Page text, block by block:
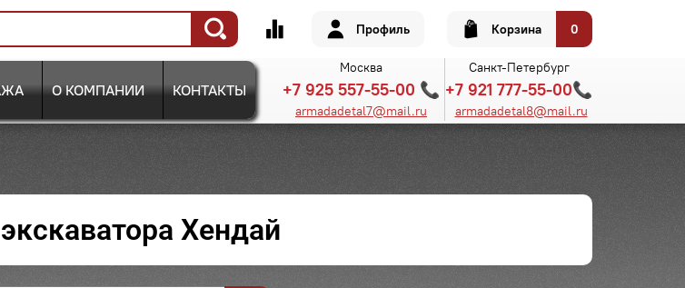
Профиль Корзина 0
О КОМПАНИИ КОНТАКТЫ
Москва Санкт-Петербург
+7 925 557-55-00 📞 +7 921 777-55-00📞
armadadetal7@mail.ru armadadetal8@mail.ru
Хендай